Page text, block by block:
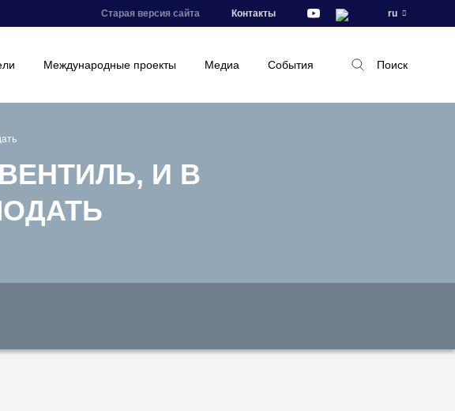
Старая версия сайта Контакты ru
Международные проекты Медиа События Поиск
И В